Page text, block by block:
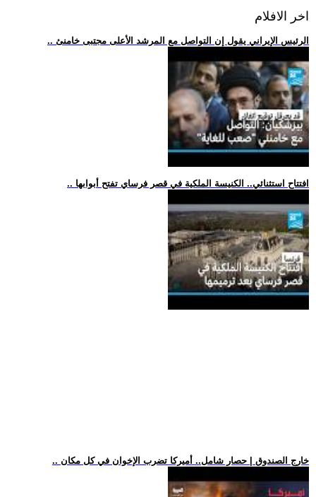
اخر الافلام
.. الرئيس الإيراني يقول إن التواصل مع المرشد الأعلى مجتبى خامنئ
.. افتتاح استثنائي.. الكنيسة الملكية في قصر فرساي تفتح أبوابها
.. خارج الصندوق | حصار شامل.. أميركا تضرب الإخوان في كل مكان